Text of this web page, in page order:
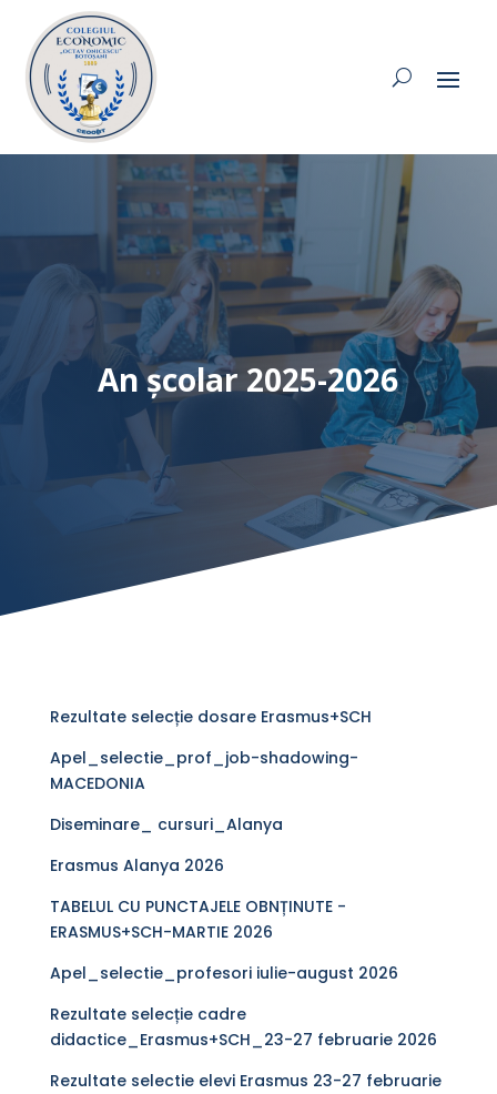
An școlar 2025-2026
Rezultate selecție dosare Erasmus+SCH
Apel_selectie_prof_job-shadowing-
MACEDONIA
Diseminare_ cursuri_Alanya
Erasmus Alanya 2026
TABELUL CU PUNCTAJELE OBNȚINUTE -
ERASMUS+SCH-MARTIE 2026
Apel_selectie_profesori iulie-august 2026
Rezultate selecție cadre
didactice_Erasmus+SCH_23-27 februarie 2026
Rezultate selectie elevi Erasmus 23-27 februarie